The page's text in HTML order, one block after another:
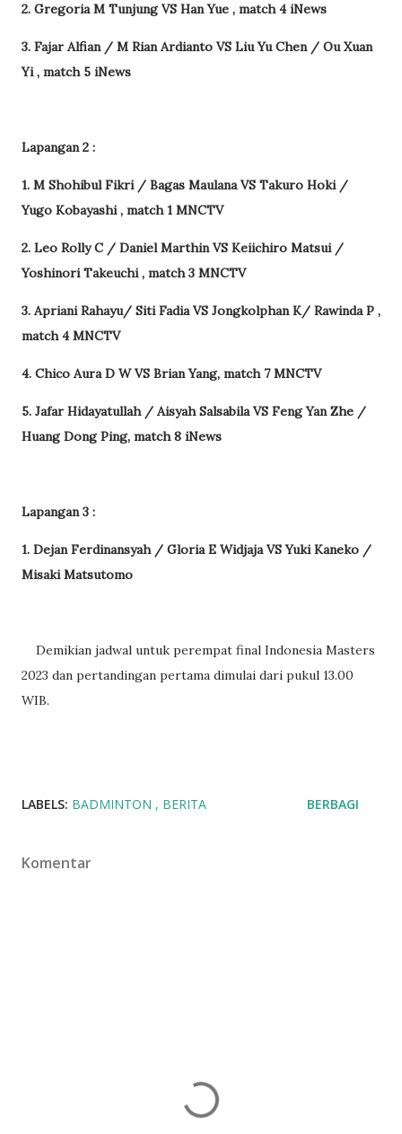
2. Gregoria M Tunjung VS Han Yue , match 4 iNews
3. Fajar Alfian / M Rian Ardianto VS Liu Yu Chen / Ou Xuan
Yi , match 5 iNews
Lapangan 2 :
1. M Shohibul Fikri / Bagas Maulana VS Takuro Hoki /
Yugo Kobayashi , match 1 MNCTV
2. Leo Rolly C / Daniel Marthin VS Keiichiro Matsui /
Yoshinori Takeuchi , match 3 MNCTV
3. Apriani Rahayu/ Siti Fadia VS Jongkolphan K/ Rawinda P ,
match 4 MNCTV
4. Chico Aura D W VS Brian Yang, match 7 MNCTV
5. Jafar Hidayatullah / Aisyah Salsabila VS Feng Yan Zhe /
Huang Dong Ping, match 8 iNews
Lapangan 3 :
1. Dejan Ferdinansyah / Gloria E Widjaja VS Yuki Kaneko /
Misaki Matsutomo
Demikian jadwal untuk perempat final Indonesia Masters
2023 dan pertandingan pertama dimulai dari pukul 13.00
WIB.
LABELS: BADMINTON BERITA BERBAGI
Komentar